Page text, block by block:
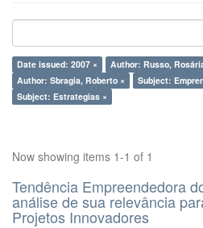
Date issued: 2007 ×
Author: Russo,
Author: Sbragia, Roberto ×
Subject:
Subject: Estrategias ×
Now showing items 1-1 of 1
Tendência Empreendedora
análise de sua relevância
Projetos Innovadores